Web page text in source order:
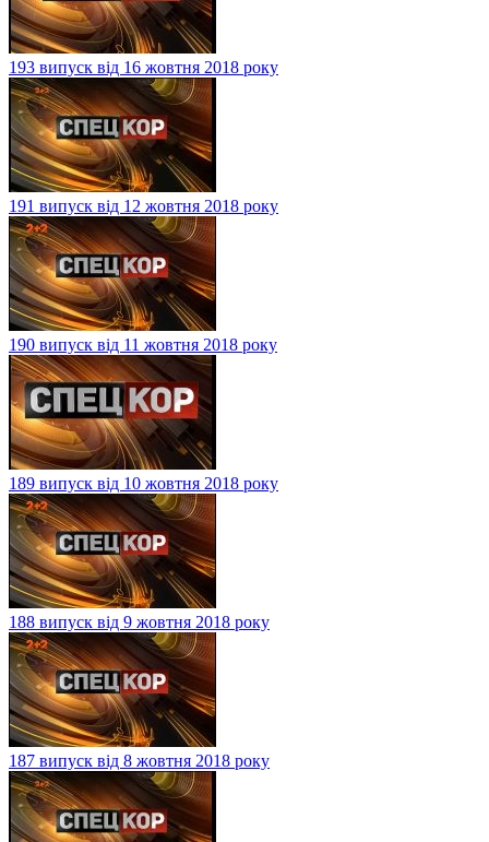
193 випуск від 16 жовтня 2018 року
191 випуск від 12 жовтня 2018 року
190 випуск від 11 жовтня 2018 року
189 випуск від 10 жовтня 2018 року
188 випуск від 9 жовтня 2018 року
187 випуск від 8 жовтня 2018 року